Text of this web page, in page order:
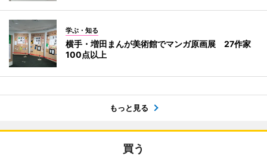
学ぶ・知る
横手・増田まんが美術館でマンガ原画展 27作家
100点以上
もっと見る
買う